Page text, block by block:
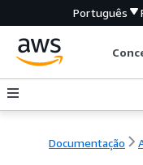
Português
Documentação